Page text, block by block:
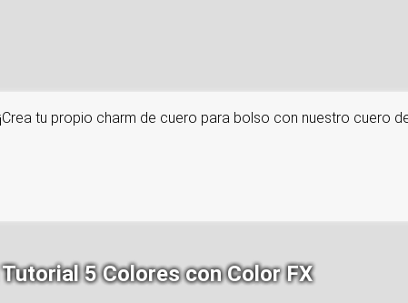
tu propio charm de cuero para bolso con nuestro cuero
5 Colores con Color FX